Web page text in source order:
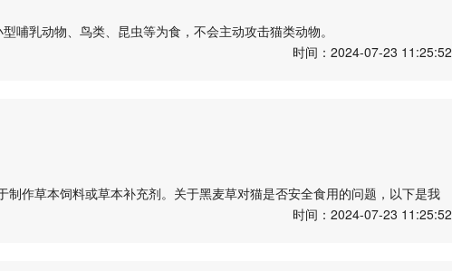
哺乳动物、鸟类、昆虫等为食，不会主动攻击猫类动物。
位不同，黄鼠狼主要以猎食为主，而猫类动物通常是家养宠物或野生动物，两者
到一起。
猫。黄鼠狼更倾向于捕食其他小型动物，而不是猫类动物。
时间：2024-07-23 11:25:52
制作草本饲料或草本补充剂。关于黑麦草对猫是否安全食用的问题，以下是我
时间：2024-07-23 11:25:52